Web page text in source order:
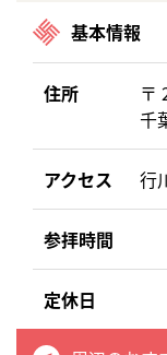
基本情報
住所
〒
千
アクセス 行
参拝時間
定休日